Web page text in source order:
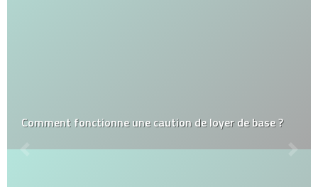
Comment fonctionne une caution de loyer de base ?